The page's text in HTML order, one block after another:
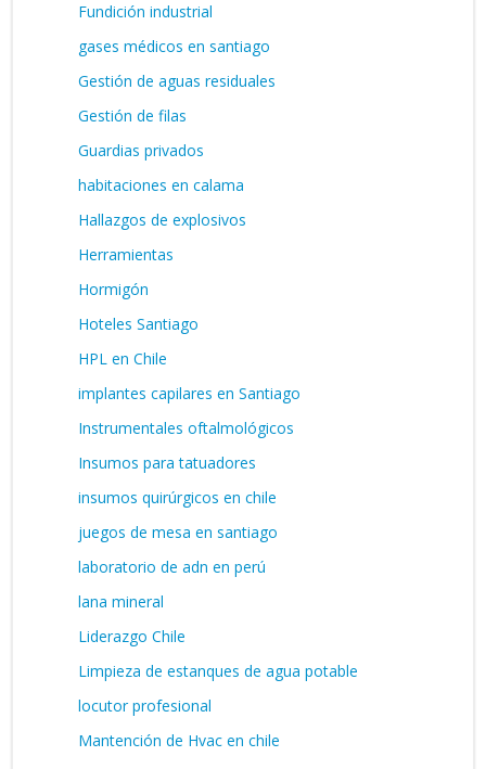
Fundición industrial
gases médicos en santiago
Gestión de aguas residuales
Gestión de filas
Guardias privados
habitaciones en calama
Hallazgos de explosivos
Herramientas
Hormigón
Hoteles Santiago
HPL en Chile
implantes capilares en Santiago
Instrumentales oftalmológicos
Insumos para tatuadores
insumos quirúrgicos en chile
juegos de mesa en santiago
laboratorio de adn en perú
lana mineral
Liderazgo Chile
Limpieza de estanques de agua potable
locutor profesional
Mantención de Hvac en chile